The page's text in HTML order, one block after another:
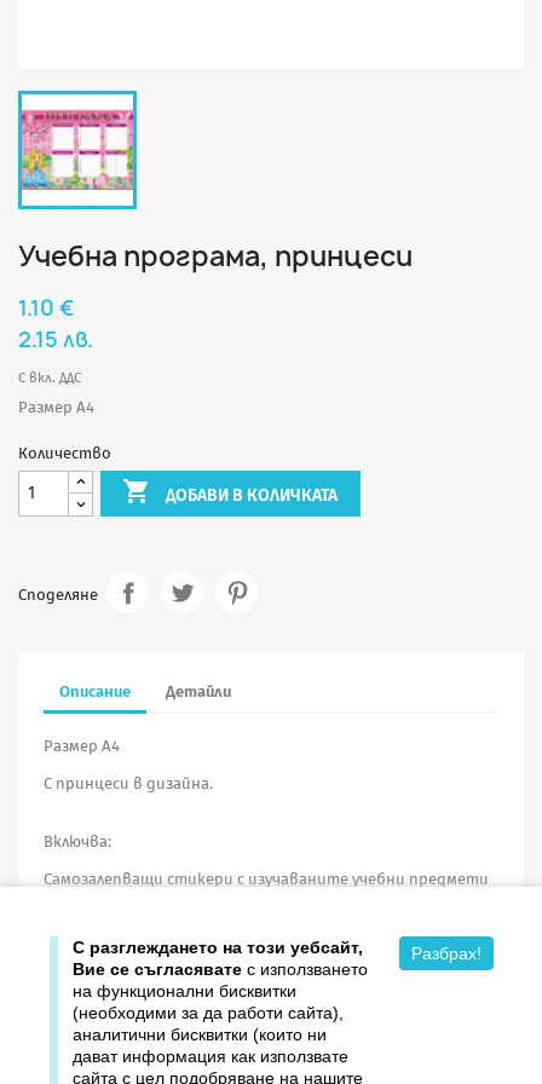
Учебна програма, принцеси
1.10 €
2.15 лв.
С вкл. ДДС
Размер А4
Количество
 ДОБАВИ В КОЛИЧКАТА
Споделяне
Описание Детайли
Размер А4
С принцеси в дизайна.
Включва:
Самозалепващи стикери с изучаваните учебни предмети
Продукти
С разглеждането на този уебсайт,
Вие се съгласявате с използването
на функционални бисквитки
(необходими за да работи сайта),
аналитични бисквитки (които ни
дават информация как използвате
сайта с цел подобряване на нашите
Разбрах!